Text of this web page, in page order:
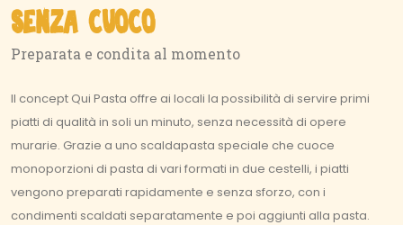
SENZA CUOCO
Preparata e condita al momento
Il concept Qui Pasta offre ai locali la possibilità di servire primi
piatti di qualità in soli un minuto, senza necessità di opere
murarie. Grazie a uno scaldapasta speciale che cuoce
monoporzioni di pasta di vari formati in due cestelli, i piatti
vengono preparati rapidamente e senza sforzo, con i
condimenti scaldati separatamente e poi aggiunti alla pasta.